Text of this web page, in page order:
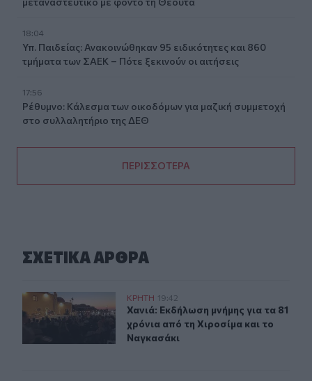
18:04
Υπ. Παιδείας: Ανακοινώθηκαν 95 ειδικότητες και 860
τμήματα των ΣΑΕΚ – Πότε ξεκινούν οι αιτήσεις
17:56
Ρέθυμνο: Κάλεσμα των οικοδόμων για μαζική συμμετοχή
στο συλλαλητήριο της ΔΕΘ
ΠΕΡΙΣΣΟΤΕΡΑ
ΣΧΕΤΙΚA AΡΘΡΑ
Χανιά: Εκδήλωση μνήμης για τα 81 χρόνια από τη
ΚΡΗΤΗ 19:42
Χανιά: Εκδήλωση μνήμης για τα 81
Χανιά: Εκδήλωση μνήμης για τα 81
χρόνια από τη Χιροσίμα και το
Ναγκασάκι